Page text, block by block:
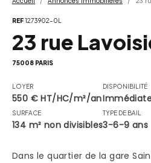
REF1273902-0L
23 rue
75008 PARIS
LOYER
550 € HT/HC/m²/an
SURFACE
134 m² non divisibles
DISPONIBILITÉ
TYPE DE BAIL
3-6-9 ans
Dans le quartier de la gare